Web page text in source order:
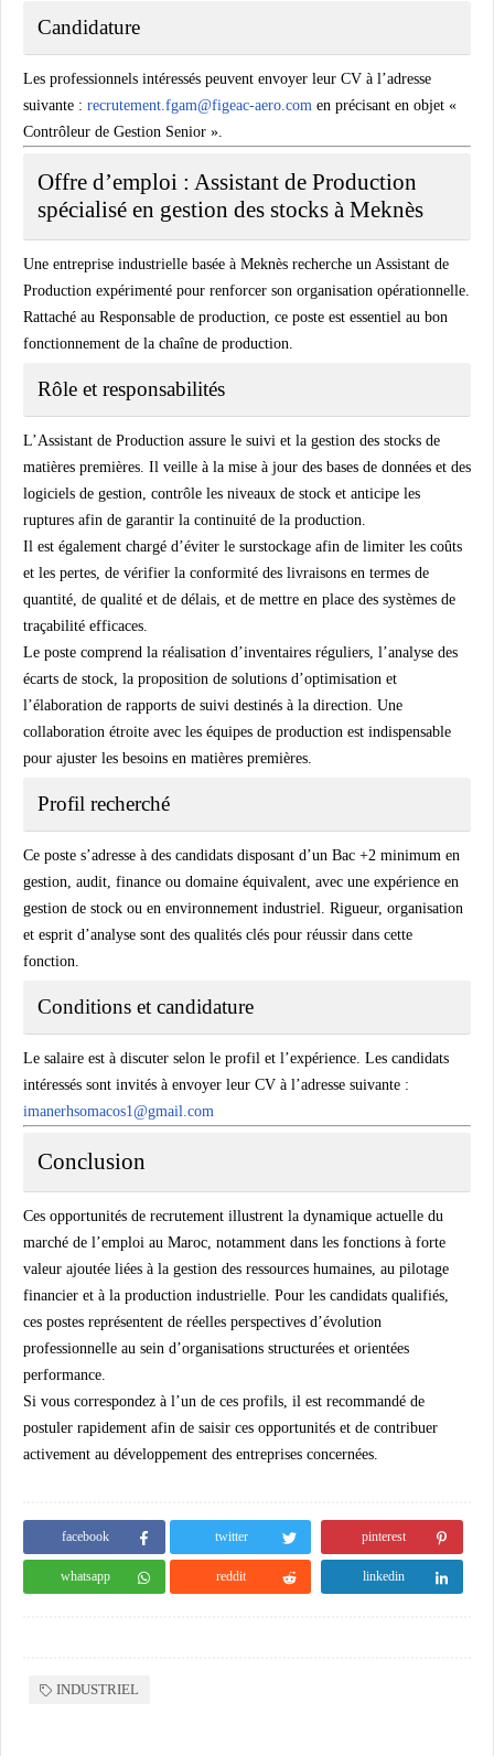
Candidature
Les professionnels intéressés peuvent envoyer leur CV à l’adresse
suivante : recrutement.fgam@figeac-aero.com en précisant en objet «
Contrôleur de Gestion Senior ».
Offre d’emploi : Assistant de Production
spécialisé en gestion des stocks à Meknès
Une entreprise industrielle basée à Meknès recherche un Assistant de
Production expérimenté pour renforcer son organisation opérationnelle.
Rattaché au Responsable de production, ce poste est essentiel au bon
fonctionnement de la chaîne de production.
Rôle et responsabilités
L’Assistant de Production assure le suivi et la gestion des stocks de
matières premières. Il veille à la mise à jour des bases de données et des
logiciels de gestion, contrôle les niveaux de stock et anticipe les
ruptures afin de garantir la continuité de la production.
Il est également chargé d’éviter le surstockage afin de limiter les coûts
et les pertes, de vérifier la conformité des livraisons en termes de
quantité, de qualité et de délais, et de mettre en place des systèmes de
traçabilité efficaces.
Le poste comprend la réalisation d’inventaires réguliers, l’analyse des
écarts de stock, la proposition de solutions d’optimisation et
l’élaboration de rapports de suivi destinés à la direction. Une
collaboration étroite avec les équipes de production est indispensable
pour ajuster les besoins en matières premières.
Profil recherché
Ce poste s’adresse à des candidats disposant d’un Bac +2 minimum en
gestion, audit, finance ou domaine équivalent, avec une expérience en
gestion de stock ou en environnement industriel. Rigueur, organisation
et esprit d’analyse sont des qualités clés pour réussir dans cette
fonction.
Conditions et candidature
Le salaire est à discuter selon le profil et l’expérience. Les candidats
intéressés sont invités à envoyer leur CV à l’adresse suivante :
imanerhsomacos1@gmail.com
Conclusion
Ces opportunités de recrutement illustrent la dynamique actuelle du
marché de l’emploi au Maroc, notamment dans les fonctions à forte
valeur ajoutée liées à la gestion des ressources humaines, au pilotage
financier et à la production industrielle. Pour les candidats qualifiés,
ces postes représentent de réelles perspectives d’évolution
professionnelle au sein d’organisations structurées et orientées
performance.
Si vous correspondez à l’un de ces profils, il est recommandé de
postuler rapidement afin de saisir ces opportunités et de contribuer
activement au développement des entreprises concernées.
facebook twitter pinterest
whatsapp reddit linkedin
INDUSTRIEL